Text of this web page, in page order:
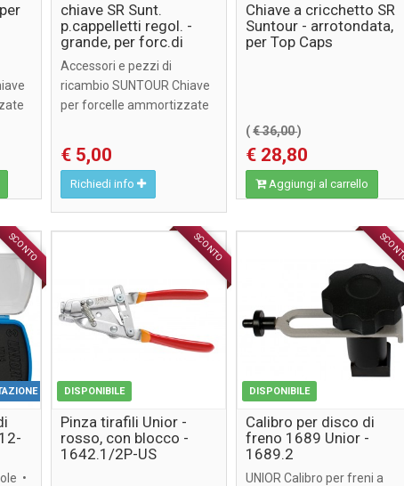
chiave SR Sunt.
p.cappelletti regol. -
grande, per forc.di
rampichini
Accessori e pezzi di
ricambio SUNTOUR Chiave
per forcelle ammortizzate
€ 5,00
Richiedi info
Chiave a cricchetto SR
Suntour - arrotondata,
per Top Caps
(€ 36,00)
€ 28,80
Aggiungi al carrello
SCONTO
•
SCONTO
DISPONIBILE
ACCESSORI
Pinza tirafili Unior -
rosso, con blocco -
1642.1/2P-US
DISPONIBILE
ACCESSORI
Calibro per disco di
freno 1689 Unior -
1689.2
UNIOR Calibro per freni a